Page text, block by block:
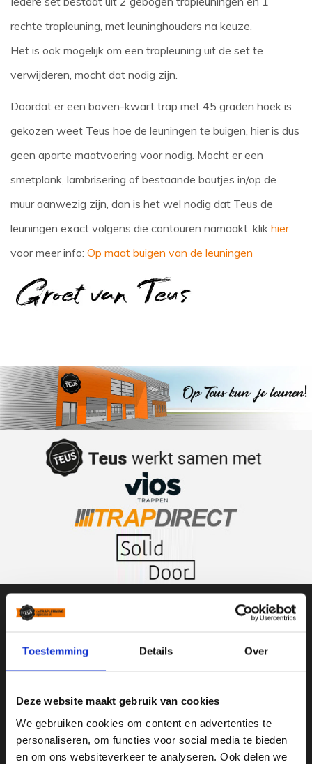
Toestemming Details Over
Deze website maakt gebruik van cookies
We gebruiken cookies om content en advertenties te
personaliseren, om functies voor social media te bieden
en om ons websiteverkeer te analyseren. Ook delen we
rechte trapleuning, met leuninghouders na keuze.
Het is ook mogelijk om een trapleuning uit de set te
verwijderen, mocht dat nodig zijn.
Doordat er een boven-kwart trap met 45 graden hoek is
gekozen weet Teus hoe de leuningen te buigen, hier is dus
geen aparte maatvoering voor nodig. Mocht er een
smetplank, lambrisering of bestaande boutjes in/op de
muur aanwezig zijn, dan is het wel nodig dat Teus de
leuningen exact volgens die contouren namaakt. klik hier
voor meer info: Op maat buigen van de leuningen
Wijk bij Duurstede
0343-411067